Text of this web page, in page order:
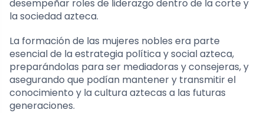
desempeñar roles de liderazgo dentro de la corte y
la sociedad azteca.
La formación de las mujeres nobles era parte
esencial de la estrategia política y social azteca,
preparándolas para ser mediadoras y consejeras, y
asegurando que podían mantener y transmitir el
conocimiento y la cultura aztecas a las futuras
generaciones.